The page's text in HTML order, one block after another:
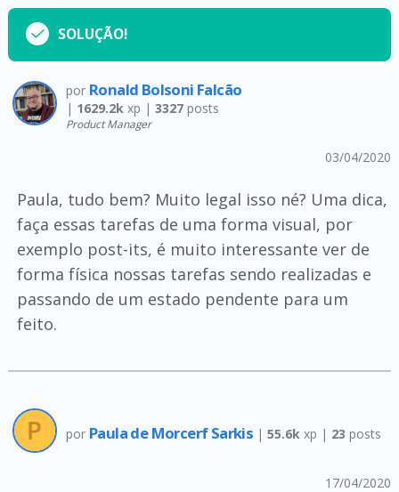
SOLUÇÃO!
por Ronald Bolsoni Falcão
| 1629.2kxp | 3327posts
Product Manager
03/04/2020
Paula, tudo bem? Muito legal isso né? Uma dica,
faça essas tarefas de uma forma visual, por
exemplo post-its, é muito interessante ver de
forma física nossas tarefas sendo realizadas e
passando de um estado pendente para um
feito.
por Paula de Morcerf Sarkis | 55.6k xp | 23 posts
17/04/2020